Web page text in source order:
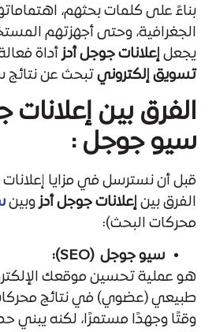
بناءً على كلمات بحثهم،
الجغرافية، وحتى أجهزتهم
يجعل إعلانات جوجل أدزأداة
تسويق إلكترونيتبحث عن نتائج
الفرق بين
سيو جوجل :
قبل أن نسترسل في مزايا
الفرق بين إعلانات جوجل أدز وبين
محركات البحث):
سيو جوجل (SEO):
هو عملية تحسين موقعك
طبيعي (عضوي) في نتائج
وقتًا وجهدًا مستمرًا، لكنه يبني